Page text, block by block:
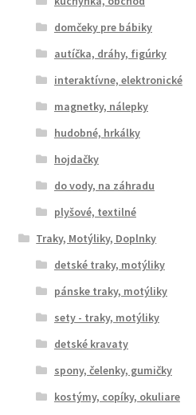
domčeky pre bábiky
autíčka, dráhy, figúrky
interaktívne, elektronické
magnetky, nálepky
hudobné, hrkálky
hojdačky
do vody, na záhradu
plyšové, textilné
Traky, Motýliky, Doplnky
detské traky, motýliky
pánske traky, motýliky
sety - traky, motýliky
detské kravaty
spony, čelenky, gumičky
kostýmy, copíky, okuliare